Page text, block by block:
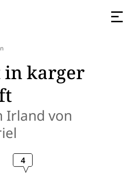
in karger
Irland von
4